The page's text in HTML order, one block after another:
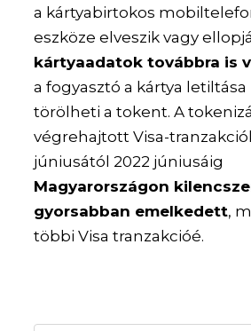
a kártyabirtokos
eszköze elveszik vagy
kártyaadatok továbbra is
a fogyasztó a kártya
törölheti a tokent. A
végrehajtott Visa-
júniusától 2022 júniusáig
Magyarországon
gyorsabban emelkedett,
többi Visa tranzakcióé.